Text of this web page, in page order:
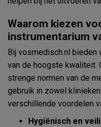
Waarom kiezen
instrumentarium
Bij vosmedisch.nl
van de hoogste kwaliteit.
strenge normen van de
gebruik in zowel
verschillende voordelen
Hygiënisch en